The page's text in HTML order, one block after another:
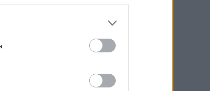
do Eléctrico na